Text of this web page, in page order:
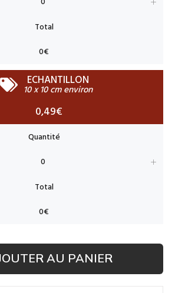
ECHANTILLON
10 x 10 cm environ
0,49€
AU PANIER